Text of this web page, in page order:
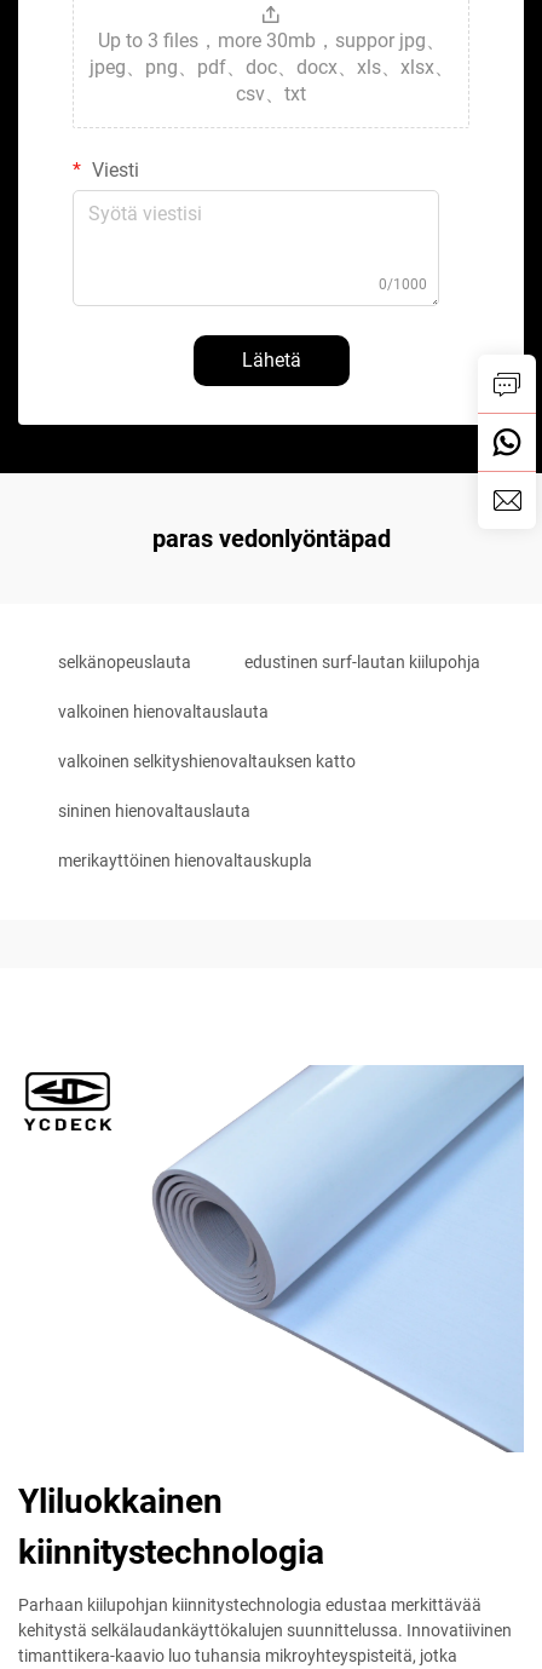
Up to 3 files，more 30mb，suppor jpg、
jpeg、png、pdf、doc、docx、xls、xlsx、
csv、txt
Viesti
0/1000
Lähetä
paras vedonlyöntäpad
selkänopeuslauta edustinen surf-lautan kiilupohja
valkoinen hienovaltauslauta
valkoinen selkityshienovaltauksen katto
sininen hienovaltauslauta
merikayttöinen hienovaltauskupla
Yliluokkainen
kiinnitystechnologia
Parhaan kiilupohjan kiinnitystechnologia edustaa merkittävää
kehitystä selkälaudankäyttökalujen suunnittelussa. Innovatiivinen
timanttikera-kaavio luo tuhansia mikroyhteyspisteitä, jotka